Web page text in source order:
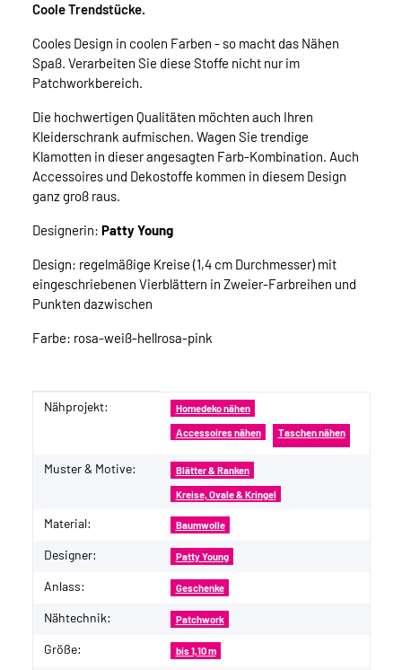
Coole Trendstücke.
Cooles Design in coolen Farben - so macht das Nähen
Spaß. Verarbeiten Sie diese Stoffe nicht nur im
Patchworkbereich.
Die hochwertigen Qualitäten möchten auch Ihren
Kleiderschrank aufmischen. Wagen Sie trendige
Klamotten in dieser angesagten Farb-Kombination. Auch
Accessoires und Dekostoffe kommen in diesem Design
ganz groß raus.
Designerin: Patty Young
Design: regelmäßige Kreise (1,4 cm Durchmesser) mit
eingeschriebenen Vierblättern in Zweier-Farbreihen und
Punkten dazwischen
Farbe: rosa-weiß-hellrosa-pink
Produkteigenschaft
Wert
Nähprojekt: Homedeko nähen
Accessoires nähen Taschen nähen
Muster & Motive: Blätter & Ranken
Kreise, Ovale & Kringel
Material: Baumwolle
Designer: Patty Young
Anlass: Geschenke
Nähtechnik: Patchwork
Größe: bis 1,10 m